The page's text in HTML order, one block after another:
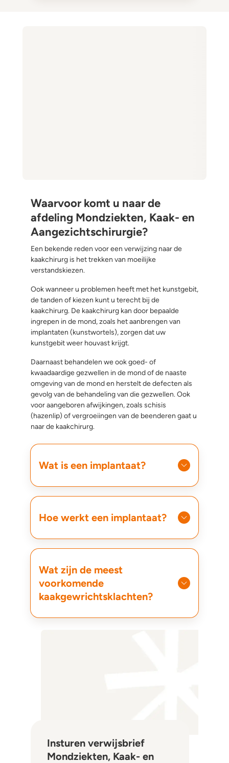
Waarvoor komt u naar de
afdeling Mondziekten, Kaak- en
Aangezichtschirurgie?
Een bekende reden voor een verwijzing naar de
kaakchirurg is het trekken van moeilijke
verstandskiezen.
Ook wanneer u problemen heeft met het kunstgebit,
de tanden of kiezen kunt u terecht bij de
kaakchirurg. De kaakchirurg kan door bepaalde
ingrepen in de mond, zoals het aanbrengen van
implantaten (kunstwortels), zorgen dat uw
kunstgebit weer houvast krijgt.
Daarnaast behandelen we ook goed- of
kwaadaardige gezwellen in de mond of de naaste
omgeving van de mond en herstelt de defecten als
gevolg van de behandeling van die gezwellen. Ook
voor aangeboren afwijkingen, zoals schisis
(hazenlip) of vergroeiingen van de beenderen gaat u
naar de kaakchirurg.
Wat is een implantaat?
Hoe werkt een implantaat?
Wat zijn de meest
voorkomende
kaakgewrichtsklachten?
Insturen verwijsbrief
Mondziekten, Kaak- en